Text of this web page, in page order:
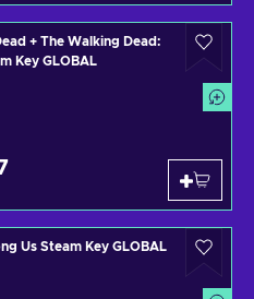
+ The Walking Dead:
Key GLOBAL
Us Steam Key GLOBAL